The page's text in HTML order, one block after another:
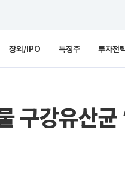
장외/IPO 특징주 투자전
구강유산